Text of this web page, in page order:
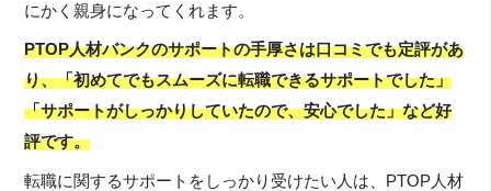
にかく親身になってくれます。
PTOP人材バンクのサポートの手厚さは口コミでも定評があ
り、「初めてでもスムーズに転職できるサポートでした」
「サポートがしっかりしていたので、安心でした」など好
評です。
転職に関するサポートをしっかり受けたい人は、PTOP人材